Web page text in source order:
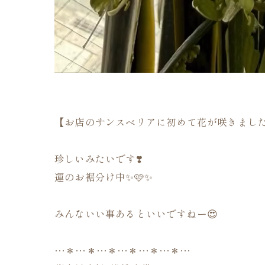
【お店のサンスベリアに初めて花が咲きまし
珍しいみたいです❣️
運のお裾分け中✨🩷✨
みんないい事あるといいですねー😍
…＊…＊…＊…＊…＊…＊…